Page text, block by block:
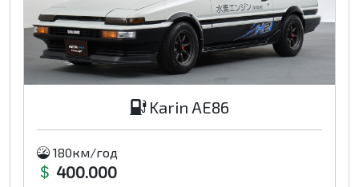
Karin AE86
180км/год
400.000